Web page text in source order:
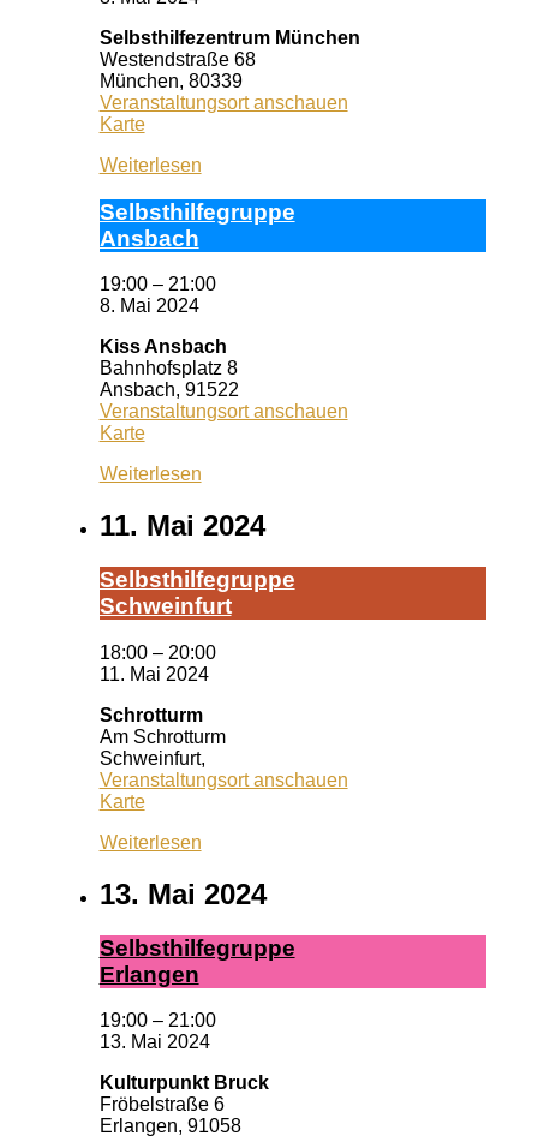
Selbsthilfezentrum München
Westendstraße 68
München, 80339
Veranstaltungsort anschauen
KarteSelbsthilfezentrum
Weiterlesen
Selbst­hil­fe­grup­pe
Ans­bach
19:00 – 21:00
8. Mai 2024
Kiss Ansbach
Bahnhofsplatz 8
Ansbach, 91522
Veranstaltungsort anschauen
KarteKiss
Weiterlesen
11. Mai 2024
Selbst­hil­fe­grup­pe
Schwein­furt
18:00 – 20:00
11. Mai 2024
Schrotturm
Am Schrotturm
Schweinfurt,
Veranstaltungsort anschauen
KarteSchrotturm
Weiterlesen
13. Mai 2024
Selbst­hil­fe­grup­pe
Er­lan­gen
19:00 – 21:00
13. Mai 2024
Kulturpunkt Bruck
Fröbelstraße 6
Erlangen, 91058